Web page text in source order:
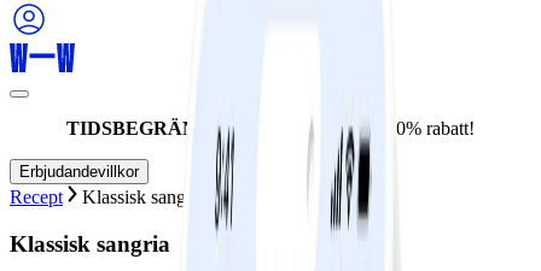
TIDSBEGRÄNSAT ERBJUDANDE: 60% rabatt!
Erbjudandevillkor
Recept Klassisk sangria
Klassisk sangria